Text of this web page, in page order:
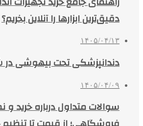
دقیق‌ترین ابزارها را آنلاین بخریم؟
۱۴۰۵/۰۴/۱۳
دندانپزشکی تحت بیهوشی در
۱۴۰۵/۰۴/۰۹
سوالات متداول درباره خرید